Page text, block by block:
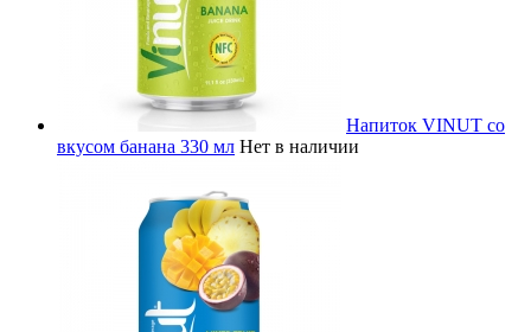
Напиток VINUT со
вкусом банана 330 мл Нет в наличии